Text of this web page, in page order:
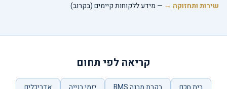
שירות ותחזוקה → — מידע ללקוחות קיימים (בקרוב)
קריאה לפי תחום